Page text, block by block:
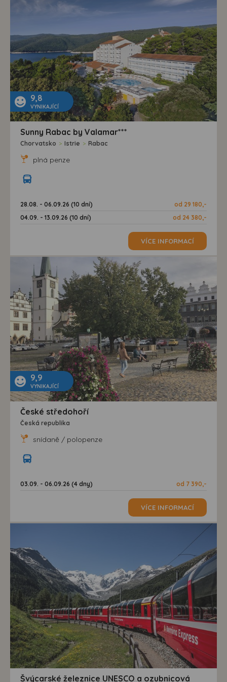
9,8
VYNIKAJÍCÍ
Sunny Rabac by Valamar***
Chorvatsko > Istrie > Rabac
plná penze
28.08. - 06.09.26 (10 dní)
od 29 180,-
04.09. - 13.09.26 (10 dní)
od 24 380,-
VÍCE INFORMACÍ
9,9
VYNIKAJÍCÍ
České středohoří
Česká republika
snídaně / polopenze
03.09. - 06.09.26 (4 dny) od 7 390,-
VÍCE INFORMACÍ
Švýcarské železnice UNESCO a ozubnicová